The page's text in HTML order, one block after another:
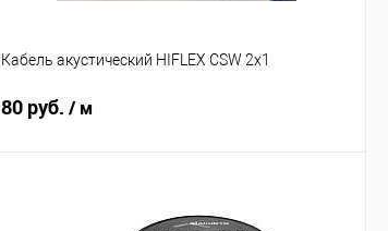
Кабель акустический HIFLEX CSW 2x1
80 руб. / м